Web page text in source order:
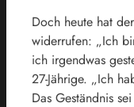
Doch heute hat
widerrufen: „Ich
ich irgendwas
27-Jährige. „Ich
Das Geständnis